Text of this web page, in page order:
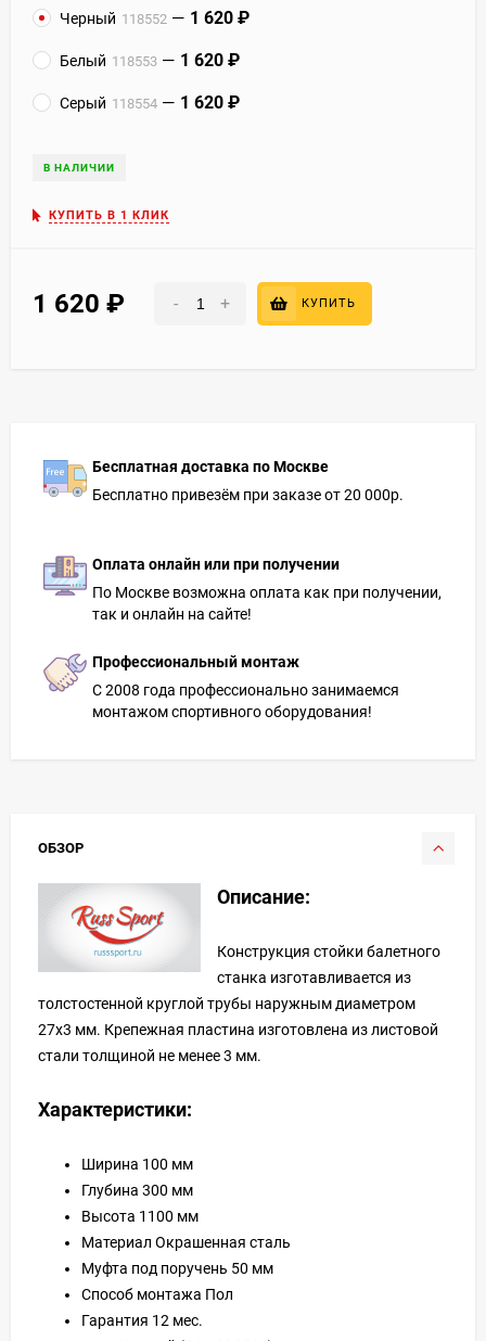
Черный 118552 1 620
Белый 118553 1 620
Серый 118554 1 620
В НАЛИЧИИ
КУПИТЬ В 1 КЛИК
1 620 - + КУПИТЬ
Бесплатная доставка по Москве
Бесплатно привезём при заказе от 20 000р.
Оплата онлайн или при получении
По Москве возможна оплата как при получении,
так и онлайн на сайте!
Профессиональный монтаж
С 2008 года профессионально занимаемся
монтажом спортивного оборудования!
ОБЗОР
Описание:
Конструкция стойки балетного
станка изготавливается из
толстостенной круглой трубы наружным диаметром
27х3 мм. Крепежная пластина изготовлена из листовой
стали толщиной не менее 3 мм.
Характеристики:
Ширина 100 мм
Глубина 300 мм
Высота 1100 мм
Материал Окрашенная сталь
Муфта под поручень 50 мм
Способ монтажа Пол
Гарантия 12 мес.